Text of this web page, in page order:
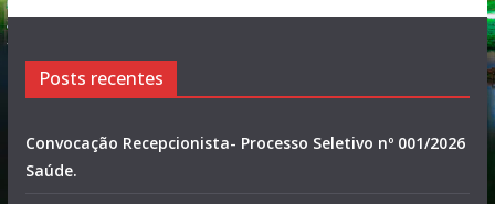
Posts recentes
Convocação Recepcionista- Processo Seletivo nº 001/2026
Saúde.